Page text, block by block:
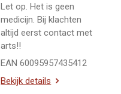
Let op. Het is geen
medicijn. Bij klachten
altijd eerst contact met
arts!!
EAN 60095957435412
Bekijk details